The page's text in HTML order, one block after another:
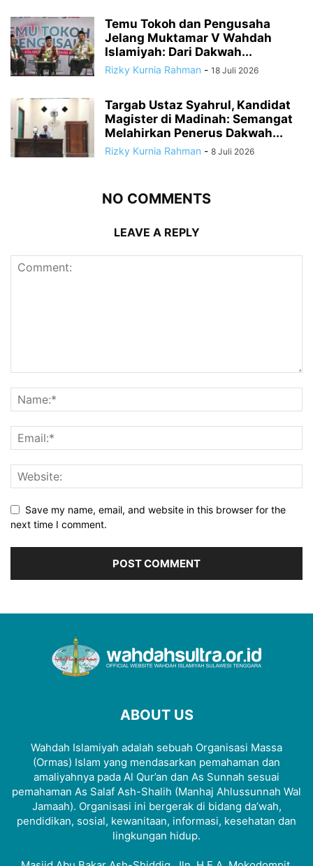
Temu Tokoh dan Pengusaha
Jelang Muktamar V Wahdah
Islamiyah: Dari Dakwah...
Rizky Kurnia Rahman - 18 Juli 2026
Targab Ustaz Syahrul, Kandidat
Magister di Madinah: Semangat
Melahirkan Penerus Dakwah...
Rizky Kurnia Rahman - 8 Juli 2026
NO COMMENTS
LEAVE A REPLY
Save my name, email, and website in this browser for the
next time I comment.
ABOUT US
Wahdah Islamiyah adalah sebuah Organisasi Massa
(Ormas) Islam yang mendasarkan pemahaman dan
amaliyahnya pada Al Qur’an dan As Sunnah sesuai
pemahaman As Salaf Ash-Shalih (Manhaj Ahlussunnah Wal
Jamaah). Organisasi ini bergerak di bidang da’wah,
pendidikan, sosial, kewanitaan, informasi, kesehatan dan
lingkungan hidup.